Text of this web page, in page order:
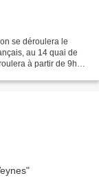
se déroulera le
au 14 quai de
à partir de 9h30